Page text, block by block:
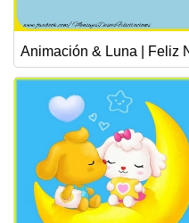
Animación & Luna | Feliz